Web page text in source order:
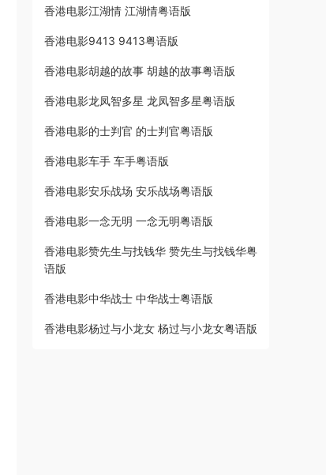
香港电影江湖情 江湖情粤语版
香港电影9413 9413粤语版
香港电影胡越的故事 胡越的故事粤语版
香港电影龙凤智多星 龙凤智多星粤语版
香港电影的士判官 的士判官粤语版
香港电影车手 车手粤语版
香港电影安乐战场 安乐战场粤语版
香港电影一念无明 一念无明粤语版
香港电影赞先生与找钱华 赞先生与找钱华粤
语版
香港电影中华战士 中华战士粤语版
香港电影杨过与小龙女 杨过与小龙女粤语版